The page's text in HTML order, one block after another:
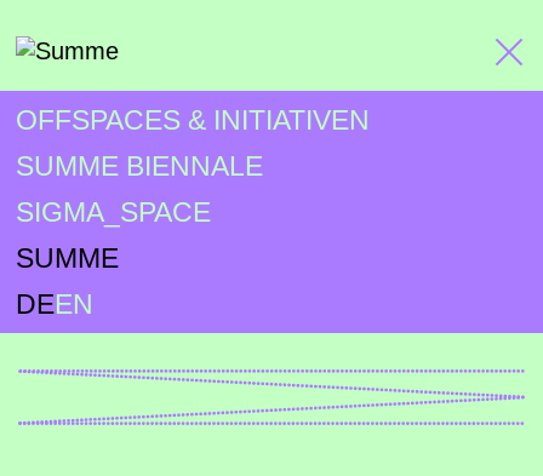
DEEN
OFFSPACES & INITIATIVEN
SUMME BIENNALE
SIGMA_SPACE
SUMME